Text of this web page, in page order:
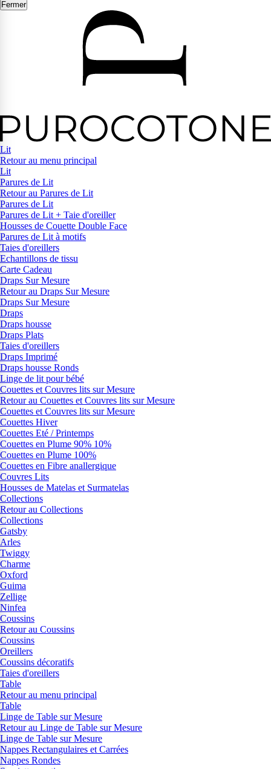
Fermer
Lit
Retour au menu principal
Lit
Parures de Lit
Retour au Parures de Lit
Parures de Lit
Parures de Lit + Taie d'oreiller
Housses de Couette Double Face
Parures de Lit à motifs
Taies d'oreillers
Echantillons de tissu
Carte Cadeau
Draps Sur Mesure
Retour au Draps Sur Mesure
Draps Sur Mesure
Draps
Draps housse
Draps Plats
Taies d'oreillers
Draps Imprimé
Draps housse Ronds
Linge de lit pour bébé
Couettes et Couvres lits sur Mesure
Retour au Couettes et Couvres lits sur Mesure
Couettes et Couvres lits sur Mesure
Couettes Hiver
Couettes Eté / Printemps
Couettes en Plume 90% 10%
Couettes en Plume 100%
Couettes en Fibre anallergique
Couvres Lits
Housses de Matelas et Surmatelas
Collections
Retour au Collections
Collections
Gatsby
Arles
Twiggy
Charme
Oxford
Guima
Zellige
Ninfea
Coussins
Retour au Coussins
Coussins
Oreillers
Coussins décoratifs
Taies d'oreillers
Table
Retour au menu principal
Table
Linge de Table sur Mesure
Retour au Linge de Table sur Mesure
Linge de Table sur Mesure
Nappes Rectangulaires et Carrées
Nappes Rondes